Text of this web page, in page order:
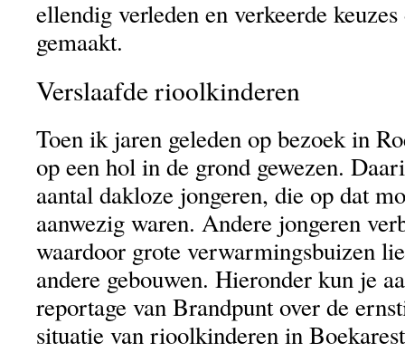
ellendig verleden en verkeerde
gemaakt.
Verslaafde rioolkinderen
Toen ik jaren geleden op bezoek in
op een hol in de grond gewezen.
aantal dakloze jongeren, die op dat
aanwezig waren. Andere jongeren
waardoor grote verwarmingsbuizen
andere gebouwen. Hieronder kun je
reportage van Brandpunt over de
situatie van rioolkinderen in